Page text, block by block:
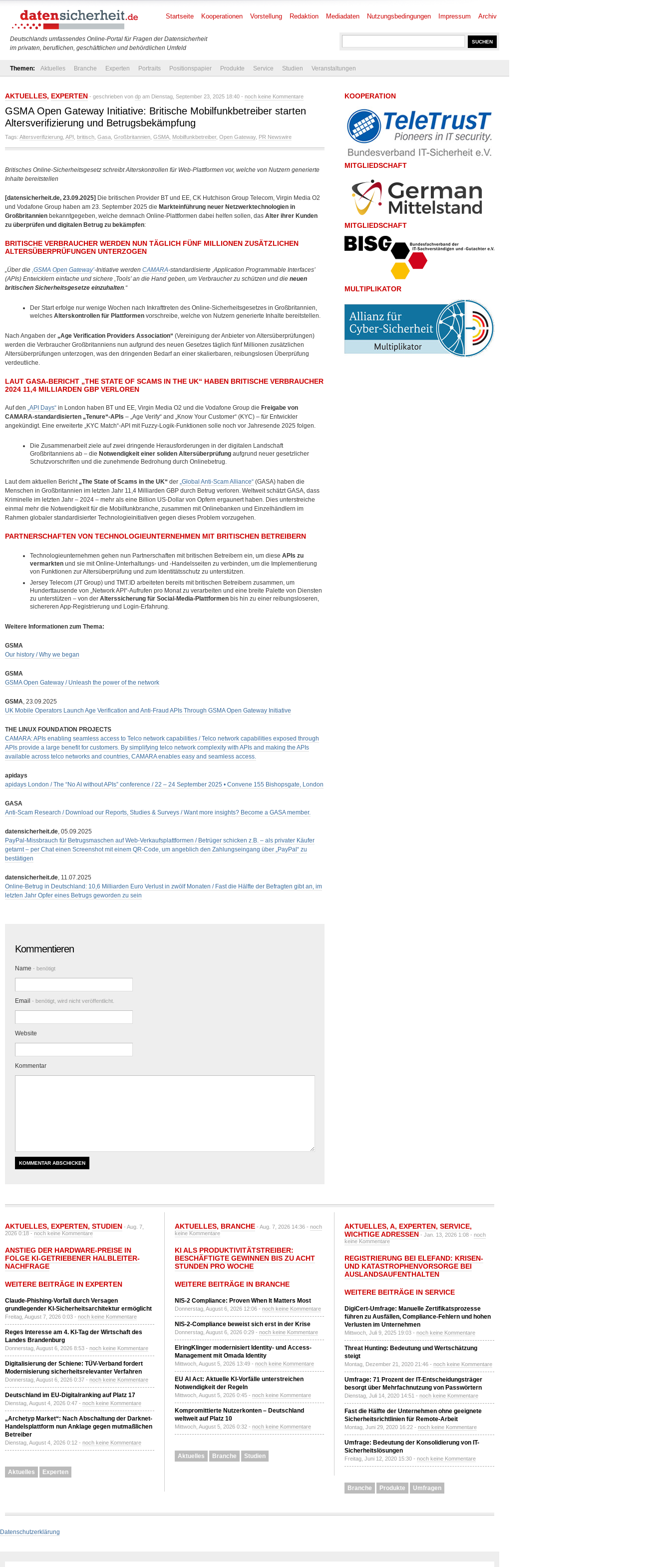
Deutschlands umfassendes Online-Portal für Fragen der Datensicherheit
im privaten, beruflichen, geschäftlichen und behördlichen Umfeld
Startseite Kooperationen Vorstellung Redaktion Mediadaten Nutzungsbedingungen Impressum Archiv
Themen: Aktuelles Branche Experten Portraits Positionspapier Produkte Service Studien Veranstaltungen
AKTUELLES, EXPERTEN - geschrieben von dp am Dienstag, September 23, 2025 18:40 - noch keine Kommentare
GSMA Open Gateway Initiative: Britische Mobilfunkbetreiber starten
Altersverifizierung und Betrugsbekämpfung
Tags: Altersverifizierung API britisch Gasa Großbritannien GSMA Mobilfunkbetreiber, Open Gateway, PR Newswire
Britisches Online-Sicherheitsgesetz schreibt Alterskontrollen für Web-Plattformen vor, welche von Nutzern generierte
Inhalte bereitstellen
[datensicherheit.de, 23.09.2025] Die britischen Provider BT und EE, CK Hutchison Group Telecom, Virgin Media O2
und Vodafone Group haben am 23. September 2025 die Markteinführung neuer Netzwerktechnologien in
Großbritannien bekanntgegeben, welche demnach Online-Plattformen dabei helfen sollen, das Alter ihrer Kunden
zu überprüfen und digitalen Betrug zu bekämpfen:
BRITISCHE VERBRAUCHER WERDEN NUN TÄGLICH FÜNF MILLIONEN ZUSÄTZLICHEN
ALTERSÜBERPRÜFUNGEN UNTERZOGEN
„Über die ,GSMA Open Gateway’-Initiative werden CAMARA-standardisierte ,Application Programmable Interfaces’
(APIs) Entwicklern einfache und sichere ,Tools’ an die Hand geben, um Verbraucher zu schützen und die neuen
britischen Sicherheitsgesetze einzuhalten.“
Der Start erfolge nur wenige Wochen nach Inkrafttreten des Online-Sicherheitsgesetzes in Großbritannien,
welches Alterskontrollen für Plattformen vorschreibe, welche von Nutzern generierte Inhalte bereitstellen.
Nach Angaben der „Age Verification Providers Association“ (Vereinigung der Anbieter von Altersüberprüfungen)
werden die Verbraucher Großbritanniens nun aufgrund des neuen Gesetzes täglich fünf Millionen zusätzlichen
Altersüberprüfungen unterzogen, was den dringenden Bedarf an einer skalierbaren, reibungslosen Überprüfung
verdeutliche.
LAUT GASA-BERICHT „THE STATE OF SCAMS IN THE UK“ HABEN BRITISCHE VERBRAUCHER
2024 11,4 MILLIARDEN GBP VERLOREN
Auf den „API Days“ in London haben BT und EE, Virgin Media O2 und die Vodafone Group die Freigabe von
CAMARA-standardisierten „Tenure“-APIs – „Age Verify“ and „Know Your Customer“ (KYC) – für Entwickler
angekündigt. Eine erweiterte „KYC Match“-API mit Fuzzy-Logik-Funktionen solle noch vor Jahresende 2025 folgen.
Die Zusammenarbeit ziele auf zwei dringende Herausforderungen in der digitalen Landschaft
Großbritanniens ab – die Notwendigkeit einer soliden Altersüberprüfung aufgrund neuer gesetzlicher
Schutzvorschriften und die zunehmende Bedrohung durch Onlinebetrug.
Laut dem aktuellen Bericht „The State of Scams in the UK“ der „Global Anti-Scam Alliance“ (GASA) haben die
Menschen in Großbritannien im letzten Jahr 11,4 Milliarden GBP durch Betrug verloren. Weltweit schätzt GASA, dass
Kriminelle im letzten Jahr – 2024 – mehr als eine Billion US-Dollar von Opfern ergaunert haben. Dies unterstreiche
einmal mehr die Notwendigkeit für die Mobilfunkbranche, zusammen mit Onlinebanken und Einzelhändlern im
Rahmen globaler standardisierter Technologieinitiativen gegen dieses Problem vorzugehen.
PARTNERSCHAFTEN VON TECHNOLOGIEUNTERNEHMEN MIT BRITISCHEN BETREIBERN
Technologieunternehmen gehen nun Partnerschaften mit britischen Betreibern ein, um diese APIs zu
vermarkten und sie mit Online-Unterhaltungs- und -Handelsseiten zu verbinden, um die Implementierung
von Funktionen zur Altersüberprüfung und zum Identitätsschutz zu unterstützen.
Jersey Telecom (JT Group) und TMT.ID arbeiteten bereits mit britischen Betreibern zusammen, um
Hunderttausende von „Network API“-Aufrufen pro Monat zu verarbeiten und eine breite Palette von Diensten
zu unterstützen – von der Alterssicherung für Social-Media-Plattformen bis hin zu einer reibungsloseren,
sichereren App-Registrierung und Login-Erfahrung.
Weitere Informationen zum Thema:
GSMA
Our history / Why we began
GSMA
GSMA Open Gateway / Unleash the power of the network
GSMA, 23.09.2025
UK Mobile Operators Launch Age Verification and Anti-Fraud APIs Through GSMA Open Gateway Initiative
THE LINUX FOUNDATION PROJECTS
CAMARA: APIs enabling seamless access to Telco network capabilities / Telco network capabilities exposed through
APIs provide a large benefit for customers. By simplifying telco network complexity with APIs and making the APIs
available across telco networks and countries, CAMARA enables easy and seamless access.
apidays
apidays London / The “No AI without APIs” conference / 22 – 24 September 2025 • Convene 155 Bishopsgate, London
GASA
Anti-Scam Research / Download our Reports, Studies & Surveys / Want more insights? Become a GASA member.
datensicherheit.de, 05.09.2025
PayPal-Missbrauch für Betrugsmaschen auf Web-Verkaufsplattformen / Betrüger schicken z.B. – als privater Käufer
getarnt – per Chat einen Screenshot mit einem QR-Code, um angeblich den Zahlungseingang über „PayPal“ zu
bestätigen
datensicherheit.de, 11.07.2025
Online-Betrug in Deutschland: 10,6 Milliarden Euro Verlust in zwölf Monaten / Fast die Hälfte der Befragten gibt an, im
letzten Jahr Opfer eines Betrugs geworden zu sein
Kommentieren
Name - benötigt
Email - benötigt, wird nicht veröffentlicht.
Website
Kommentar
KOOPERATION
MITGLIEDSCHAFT
MITGLIEDSCHAFT
MULTIPLIKATOR
AKTUELLES, EXPERTEN, STUDIEN - Aug. 7,
2026 0:18 -noch keine Kommentare
ANSTIEG DER HARDWARE-PREISE IN
FOLGE KI-GETRIEBENER HALBLEITER-
NACHFRAGE
WEITERE BEITRÄGE IN EXPERTEN
Claude-Phishing-Vorfall durch Versagen
grundlegender KI-Sicherheitsarchitektur ermöglicht
Freitag, August 7, 2026 0:03 - noch keine Kommentare
Reges Interesse am 4. KI-Tag der Wirtschaft des
Landes Brandenburg
Donnerstag, August 6, 2026 8:53 - noch keine Kommentare
Digitalisierung der Schiene: TÜV-Verband fordert
Modernisierung sicherheitsrelevanter Verfahren
Donnerstag, August 6, 2026 0:37 - noch keine Kommentare
Deutschland im EU-Digitalranking auf Platz 17
Dienstag, August 4, 2026 0:47 - noch keine Kommentare
„Archetyp Market“: Nach Abschaltung der Darknet-
Handelsplattform nun Anklage gegen mutmaßlichen
Betreiber
Dienstag, August 4, 2026 0:12 - noch keine Kommentare
Aktuelles Experten
AKTUELLES, BRANCHE - Aug. 7, 2026 14:36 - noch
keine Kommentare
KI ALS PRODUKTIVITÄTSTREIBER:
BESCHÄFTIGTE GEWINNEN BIS ZU ACHT
STUNDEN PRO WOCHE
WEITERE BEITRÄGE IN BRANCHE
NIS-2 Compliance: Proven When It Matters Most
Donnerstag, August 6, 2026 12:06 - noch keine Kommentare
NIS-2-Compliance beweist sich erst in der Krise
Donnerstag, August 6, 2026 0:29 - noch keine Kommentare
ElringKlinger modernisiert Identity- und Access-
Management mit Omada Identity
Mittwoch, August 5, 2026 13:49 - noch keine Kommentare
EU AI Act: Aktuelle KI-Vorfälle unterstreichen
Notwendigkeit der Regeln
Mittwoch, August 5, 2026 0:45 - noch keine Kommentare
Kompromittierte Nutzerkonten – Deutschland
weltweit auf Platz 10
Mittwoch, August 5, 2026 0:32 - noch keine Kommentare
Aktuelles Branche Studien
AKTUELLES, A, EXPERTEN, SERVICE,
WICHTIGE ADRESSEN - Jan. 13, 2026 1:08 - noch
keine Kommentare
REGISTRIERUNG BEI ELEFAND: KRISEN-
UND KATASTROPHENVORSORGE BEI
AUSLANDSAUFENTHALTEN
WEITERE BEITRÄGE IN SERVICE
DigiCert-Umfrage: Manuelle Zertifikatsprozesse
führen zu Ausfällen, Compliance-Fehlern und hohen
Verlusten im Unternehmen
Mittwoch, Juli 9, 2025 19:03 - noch keine Kommentare
Threat Hunting: Bedeutung und Wertschätzung
steigt
Montag, Dezember 21, 2020 21:46 - noch keine Kommentare
Umfrage: 71 Prozent der IT-Entscheidungsträger
besorgt über Mehrfachnutzung von Passwörtern
Dienstag, Juli 14, 2020 14:51 - noch keine Kommentare
Fast die Hälfte der Unternehmen ohne geeignete
Sicherheitsrichtlinien für Remote-Arbeit
Montag, Juni 29, 2020 16:22 - noch keine Kommentare
Umfrage: Bedeutung der Konsolidierung von IT-
Sicherheitslösungen
Freitag, Juni 12, 2020 15:30 - noch keine Kommentare
Branche Produkte Umfragen
Datenschutzerklärung